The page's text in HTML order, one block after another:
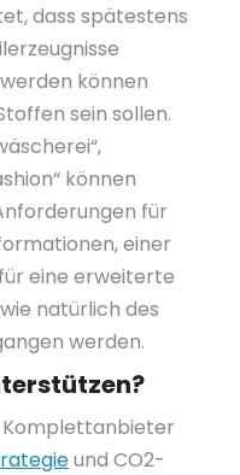
dass spätestens
können
sein sollen.
können
für
einer
eine erweiterte
natürlich des
werden.
Komplettanbieter
und CO2-